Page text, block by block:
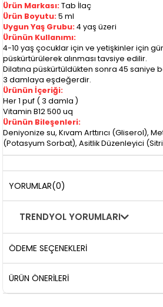
Ürün Markası: Tab İlaç
Ürün Boyutu:5 ml
Uygun Yaş Grubu: 4 yaş üzeri
Ürünün Kullanımı:
4-10 yaş çocuklar için ve yetişkinler için
püskürtürülerek alınması tavsiye edilir.
Dilatına püskürtüldükten sonra 45 saniye
3 damlaya eşdeğerdir.
Ürünün İçeriği:
Her 1 puf ( 3 damla )
Vitamin B12 500 uq
Ürünün Bileşenleri:
Deniyonize su, Kıvam Arttırıcı (Gliserol),
(Potasyum Sorbat), Asitlik Düzenleyici
YORUMLAR(0)
TRENDYOL YORUMLARI
ÖDEME SEÇENEKLERI
ÜRÜN ÖNERILERI